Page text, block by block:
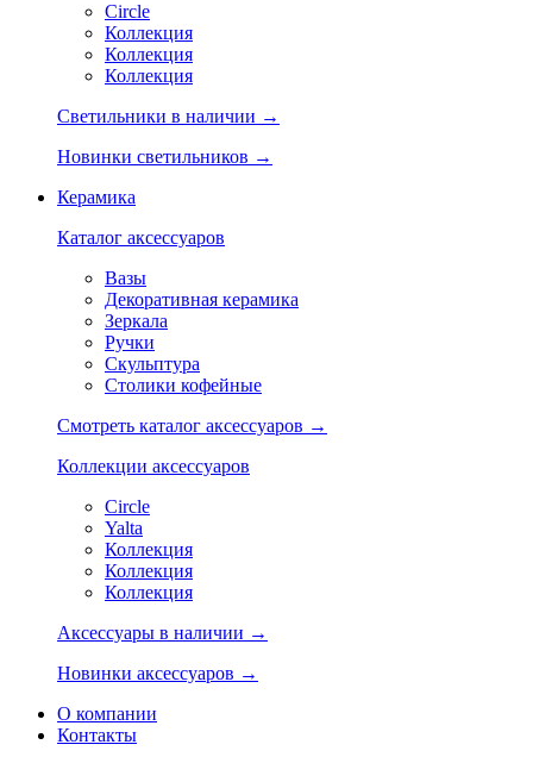
Circle
Коллекция
Коллекция
Коллекция
Светильники в наличии →
Новинки светильников →
Керамика
Каталог аксессуаров
Вазы
Декоративная керамика
Зеркала
Ручки
Скульптура
Столики кофейные
Смотреть каталог аксессуаров →
Коллекции аксессуаров
Circle
Yalta
Коллекция
Коллекция
Коллекция
Аксессуары в наличии →
Новинки аксессуаров →
О компании
Контакты